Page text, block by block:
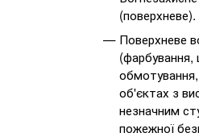
(поверхневе).
Поверхневе
(фарбування,
об'єктах з
незначним
пожежної